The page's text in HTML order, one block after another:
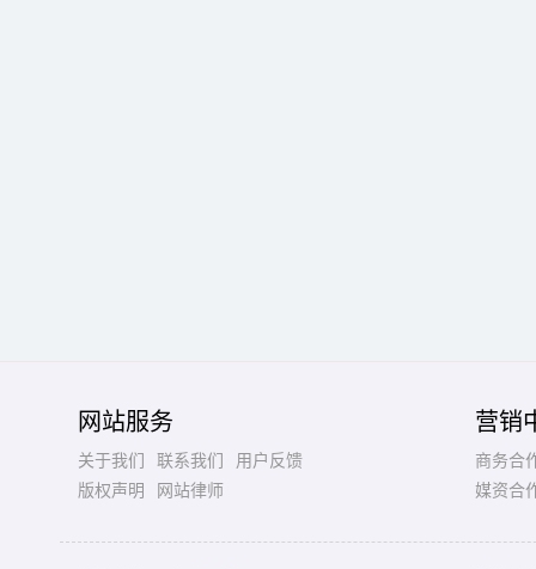
网站服务
关于我们 联系我们
用户反馈
版权声明
网站律师
营销
商务合
媒资合